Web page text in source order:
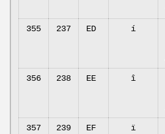
355 237 ED í
356 238 EE î
357 239 EF ï